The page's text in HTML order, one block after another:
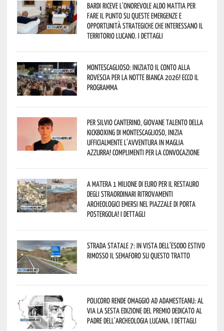
Bardi riceve l’onorevole Aldo Mattia per
fare il punto su queste emergenze e
opportunità strategiche che interessano il
territorio lucano. I dettagli
Montescaglioso: iniziato il conto alla
rovescia per la Notte Bianca 2026! Ecco il
programma
Per Silvio Canterino, giovane talento della
kickboxing di Montescaglioso, inizia
ufficialmente l’avventura in maglia
azzurra! Complimenti per la convocazione
A Matera 1 milione di euro per il restauro
degli straordinari ritrovamenti
archeologici emersi nel piazzale di Porta
Postergola! I dettagli
Strada statale 7: in vista dell’esodo estivo
rimosso il semaforo su questo tratto
Policoro rende omaggio ad Adamesteanu: al
via la sesta edizione del Premio dedicato al
padre dell’archeologia lucana. I dettagli